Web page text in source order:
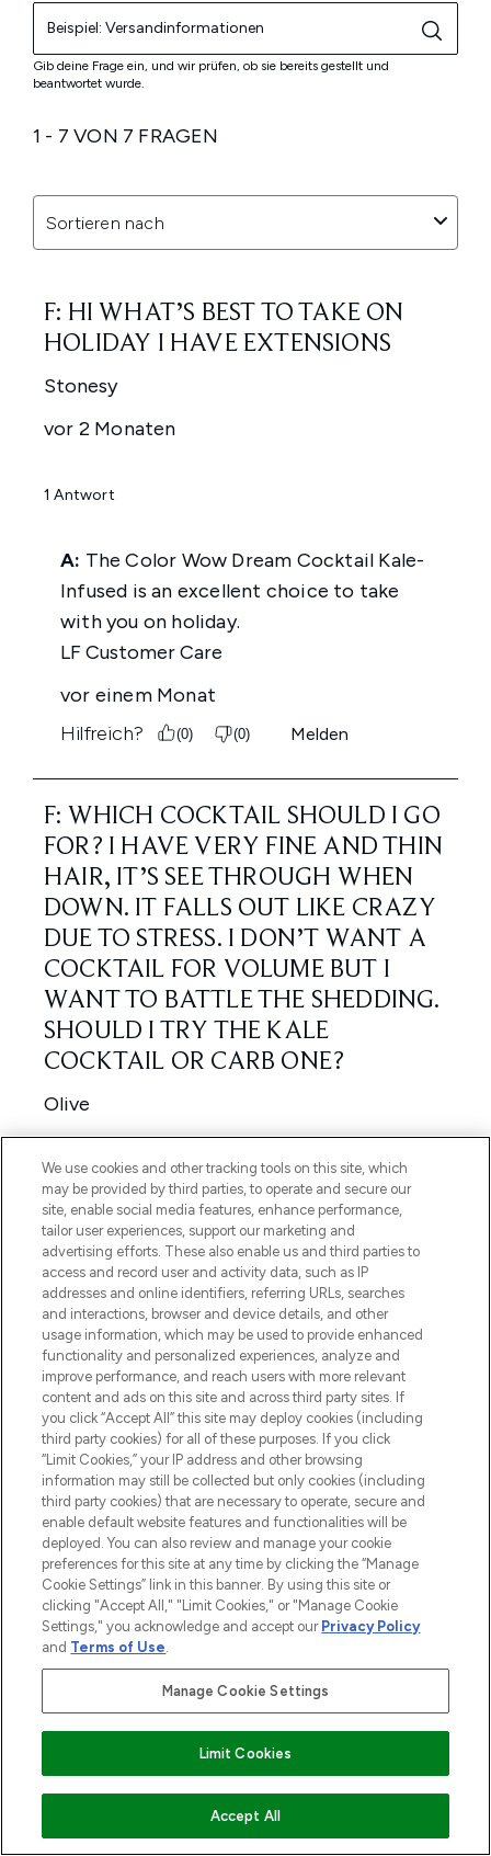
ZUM WARENKORB HINZUFÜGEN
We use cookies and other tracking tools on this site, which
may be provided by third parties, to operate and secure our
site, enable social media features, enhance performance,
tailor user experiences, support our marketing and
advertising efforts. These also enable us and third parties to
access and record user and activity data, such as IP
addresses and online identifiers, referring URLs, searches
and interactions, browser and device details, and other
usage information, which may be used to provide enhanced
functionality and personalized experiences, analyze and
improve performance, and reach users with more relevant
content and ads on this site and across third party sites. If
you click “Accept All” this site may deploy cookies (including
third party cookies) for all of these purposes. If you click
“Limit Cookies,” your IP address and other browsing
information may still be collected but only cookies (including
third party cookies) that are necessary to operate, secure and
enable default website features and functionalities will be
deployed. You can also review and manage your cookie
preferences for this site at any time by clicking the “Manage
Cookie Settings” link in this banner. By using this site or
clicking "Accept All," "Limit Cookies," or "Manage Cookie
Settings," you acknowledge and accept our Privacy Policy
and Terms of Use.
Manage Cookie Settings
Limit Cookies
Accept All